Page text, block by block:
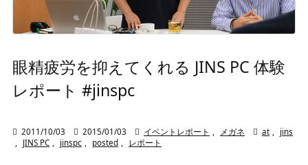
眼精疲労を抑えてくれる JINS PC 体験
レポート #jinspc
 2011/10/03  2015/01/03  イベントレポート , メガネ  at , jins
, JINS PC , jinspc , posted , レポート